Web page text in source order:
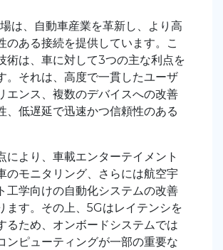
は、自動車産業を革新し、より高
のある接続を提供しています。こ
術は、車に対して3つの主な利点を
。それは、高度で一貫したユーザ
エンス、複数のデバイスへの改善
、低遅延で迅速かつ信頼性のある
により、車載エンターテイメント
のモニタリング、さらには航空宇
工学向けの自動化システムの改善
ます。その上、5Gはレイテンシを
るため、オンボードシステムでは
ンピューティングが一部の重要な